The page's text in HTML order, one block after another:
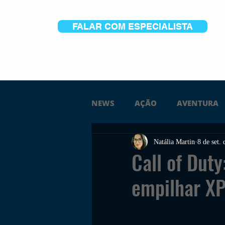
FALAR COM ESPECIALISTA
NEWS AÇÃO AVENTURA
FICÇÃO TERROR PC
TRAILER PLATAFORMA
Call of
empilhar
Natália Martin 8 de set.